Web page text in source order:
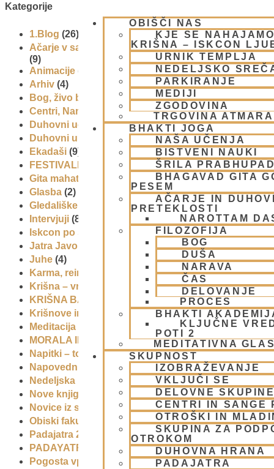
OBIŠČI NAS
KJE SE
KRIŠNA – ISKCON
URNIK TEMPLJA
NEDELJSKO
PARKIRANJE
MEDIJI
ZGODOVINA
TRGOVINA
BHAKTI JOGA
NAŠA UČENJA
BISTVENI NAUKI
ŠRILA
BHAGAVAD GITA
PESEM
AČARJE IN
PRETEKLOSTI
NAROTTAM
FILOZOFIJA
BOG
DUŠA
NARAVA
ČAS
DELOVANJE
PROCES
BHAKTI
KLJUČNE
POTI 2
MEDITATIVNA
SKUPNOST
IZOBRAŽEVANJE
VKLJUČI SE
DELOVNE
CENTRI IN SANGE
OTROŠKI IN
SKUPINA ZA
OTROKOM
DUHOVNA HRANA
PADAJATRA
Kategorije
1.Blog (26)
Ačarje v sampradaji – duhovni učitelji iz preteklosti
(9)
Animacije (1)
Arhiv (4)
Bog, živo bitje in narava(17)
Centri, Nama hatte in sange po Sloveniji(1)
Duhovni učitelj – Šrila Prabhupada(9)
Duhovni umik
Ekadaši (9)
FESTIVALI
Gita mahatmja
Glasba (2)
Gledališke igre
Intervjuji (8)
Iskcon po svetu
Jatra Javornik 2008
Juhe (4)
Karma, reinkarnacija in bhakti(8)
Krišna – vrhovna božanska oseba(7)
KRIŠNA BAZAR
Krišnove inkarnacije
Meditacija
MORALA IN ETIKA
(5)
Napitki – topli (1)
Napovednik
Nedeljska predavanja in festivali(1)
Nove knjige
Novice iz skupnosti(1)
Obiski fakultete – šole (6)
Padajatra 2008
PADAYATRA
Pogosta vprašanja
(2)